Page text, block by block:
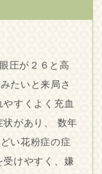
が２６と高
たいと来局さ
すくよく充血
状があり、 数年
い花粉症の症
けやすく、嫌